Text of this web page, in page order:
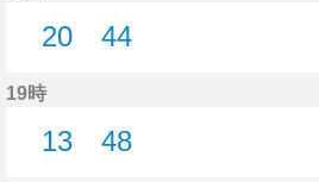
20
44
19時
13
48